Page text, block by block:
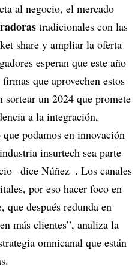
al negocio, el mercado
tradicionales con las
share y ampliar la oferta
esperan que este año
que aprovechen estos
sortear un 2024 que promete
a la integración,
podamos en innovación
insurtech sea parte
–dice Núñez–. Los canales
por eso hacer foco en
que después redunda en
más clientes”, analiza la
omnicanal que están